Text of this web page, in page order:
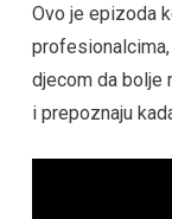
Ovo je epizoda
djecom da bolje
i prepoznaju